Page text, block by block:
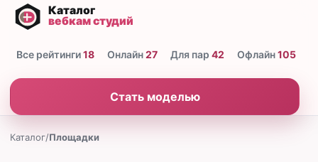
Все рейтинги18 Онлайн27 Для пар 42 Офлайн105
Стать моделью
Каталог/Площадки